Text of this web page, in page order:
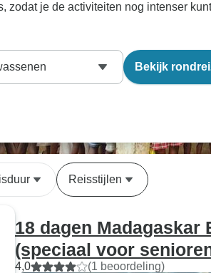
zodat je de activiteiten nog intenser kunt
Bekijk
Reisstijlen
18 dagen
(speciaal voor
4,0 (1 beoordeling)